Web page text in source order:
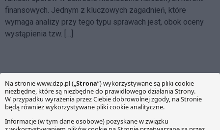
finansowych. Jednym z kluczowych zagadnień, które
wymaga analizy przy tego typu sprawach jest, obok oceny
wystąpienia tzw. […]
O NAS
Witamy na multiblogu prowadzonym przez ekspertów z